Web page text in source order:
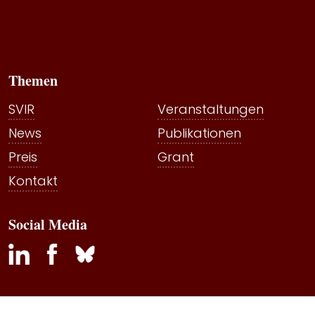
Themen
SVIR
Veranstaltungen
News
Publikationen
Preis
Grant
Kontakt
Social Media